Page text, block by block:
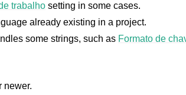
trabalho setting in some cases.
already existing in a project.
some strings, such as Formato de
newer.